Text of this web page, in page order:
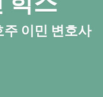
이민 변호사